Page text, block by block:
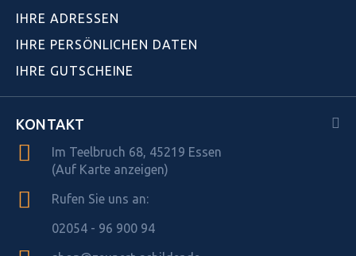
IHRE ADRESSEN
IHRE PERSÖNLICHEN DATEN
IHRE GUTSCHEINE
KONTAKT
Im Teelbruch 68, 45219 Essen
(Auf Karte anzeigen)
Rufen Sie uns an:
02054 - 96 900 94